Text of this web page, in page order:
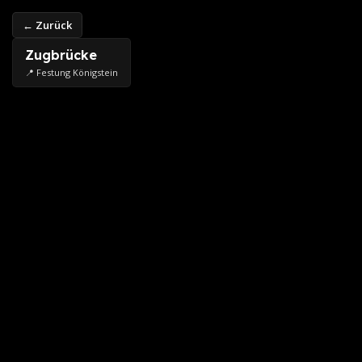
← Zurück
Zugbrücke
📍 Festung Königstein